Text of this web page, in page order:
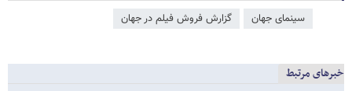
سینمای جهان گزارش فروش فیلم در جهان
خبرهای مرتبط